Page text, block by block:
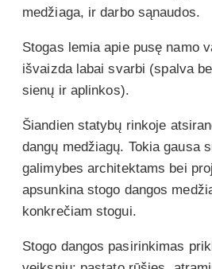
medžiaga, ir darbo sąnaudos.
Stogas lemia apie pusę namo
išvaizda labai svarbi (spalva
sienų ir aplinkos).
Šiandien statybų rinkoje
dangų medžiagų. Tokia gausa
galimybes architektams bei
apsunkina stogo dangos
konkrečiam stogui.
Stogo dangos pasirinkimas